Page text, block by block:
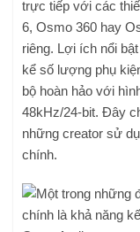
trực tiếp với các
6, Osmo 360 hay
riêng. Lợi ích nổi
kể số lượng phụ
bộ hoàn hảo với
48kHz/24-bit. Đây
những creator sử
chính.